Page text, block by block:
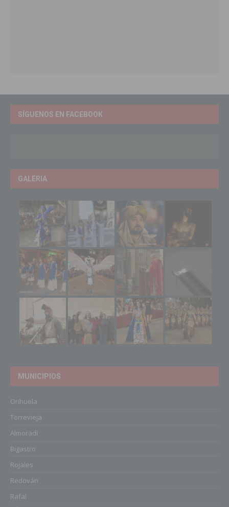
SÍGUENOS EN FACEBOOK
GALERIA
MUNICIPIOS
Orihuela
Torrevieja
Almoradí
Bigastro
Rojales
Redován
Rafal